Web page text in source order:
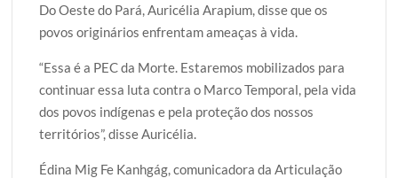
Do Oeste do Pará, Auricélia Arapium, disse que os
povos originários enfrentam ameaças à vida.
“Essa é a PEC da Morte. Estaremos mobilizados para
continuar essa luta contra o Marco Temporal, pela vida
dos povos indígenas e pela proteção dos nossos
territórios”, disse Auricélia.
Édina Mig Fe Kanhgág, comunicadora da Articulação